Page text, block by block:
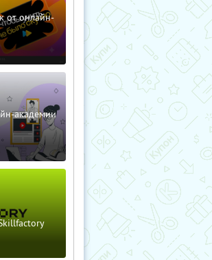
от онлайн-
академии